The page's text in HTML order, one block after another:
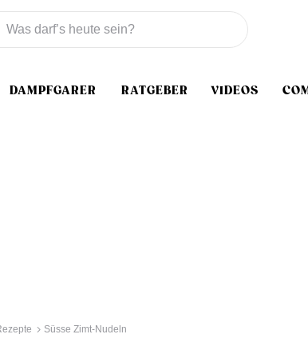
DAMPFGARER RATGEBER VIDEOS
Sie suchen
Süsse Zimt-Nudeln